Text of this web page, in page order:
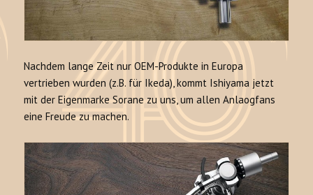
Nachdem lange Zeit nur OEM-Produkte in Europa
vertrieben wurden (z.B. für Ikeda), kommt Ishiyama jetzt
mit der Eigenmarke Sorane zu uns, um allen Anlaogfans
eine Freude zu machen.